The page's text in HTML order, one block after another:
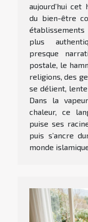
aujourd’hui
du bien-être
plus
presque
postale, le
religions, des
se délient,
Dans la
chaleur, ce
puise ses
puis s’ancre
monde